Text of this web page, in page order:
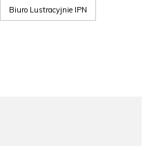
Biuro Lustracyjnie IPN